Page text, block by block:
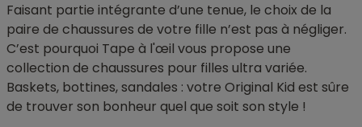
Faisant partie intégrante d’une tenue, le choix de la
paire de chaussures de votre fille n’est pas à négliger.
C’est pourquoi Tape à l'œil vous propose une
collection de chaussures pour filles ultra variée.
Baskets, bottines, sandales : votre Original Kid est sûre
de trouver son bonheur quel que soit son style !